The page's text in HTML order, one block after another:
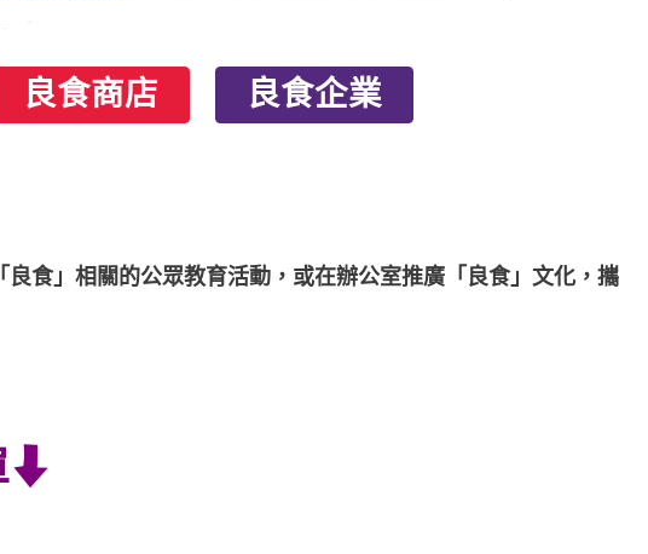
良食商店 良食企業
食」相關的公眾教育活動，或在辦公室推廣「良食」文化，攜